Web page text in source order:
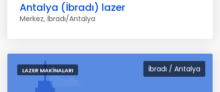
Antalya (İbradı) lazer
Merkez, İbradı/Antalya
İbradı / Antalya
LAZER MAKINALARI